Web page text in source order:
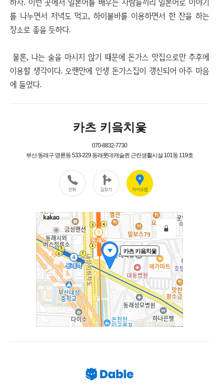
를 나누면서 저녁도 먹고, 하이볼바를 이용하면서 한 잔을 하는
장소로 좋을 듯하다.
물론, 나는 술을 마시지 않기 때문에 돈가스 맛집으로만 추후에
이용할 생각이다. 오랜만에 인생 돈가스집이 갱신되어 아주 마음
에 들었다.